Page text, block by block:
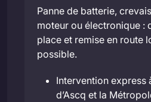
Panne de batterie,
moteur ou électronique :
place et remise en route
possible.
Intervention express
d’Ascq et la